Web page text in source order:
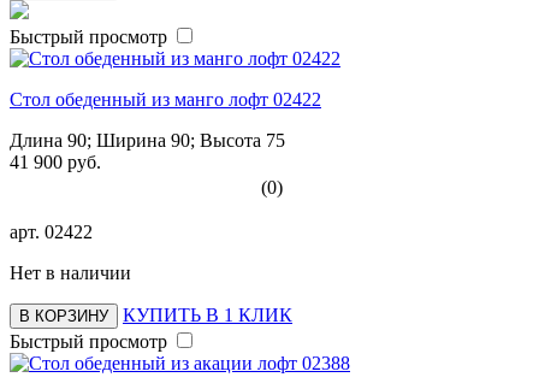
Быстрый просмотр
Стол обеденный из манго лофт 02422
Длина 90; Ширина 90; Высота 75
41 900 руб.
(0)
арт. 02422
Нет в наличии
В КОРЗИНУ
КУПИТЬ В 1 КЛИК
Быстрый просмотр